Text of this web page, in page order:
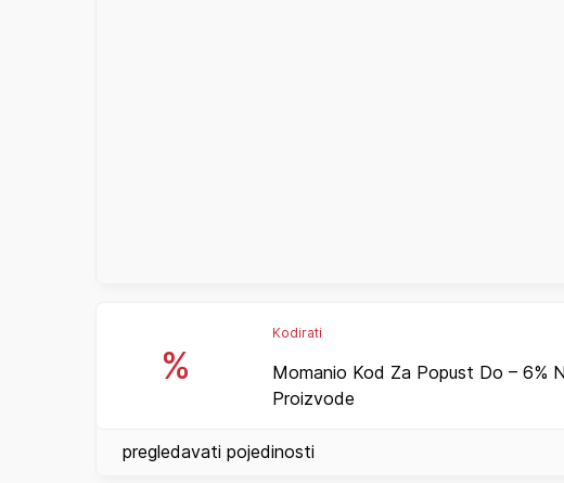
%
Kodirati
Momanio Kod Za Popust Do – 6%
Proizvode
pregledavati pojedinosti